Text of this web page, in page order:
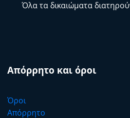
Όλα τα δικαιώματα
Απόρρητο και όροι
Όροι
Απόρρητο